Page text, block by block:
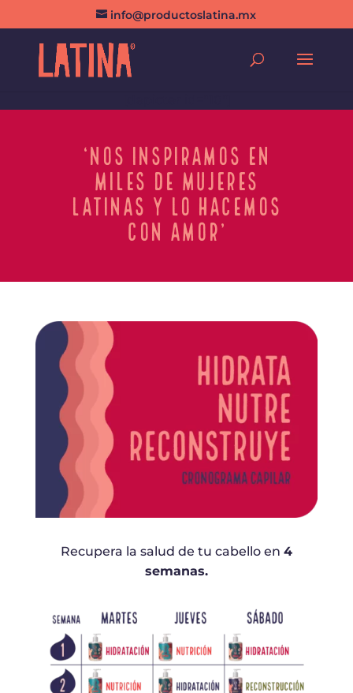
info@productoslatina.mx
‘Nos inspiramos en
miles de mujeres
latinas y lo hacemos
con amor’
Recupera la salud de tu cabello en 4
semanas.